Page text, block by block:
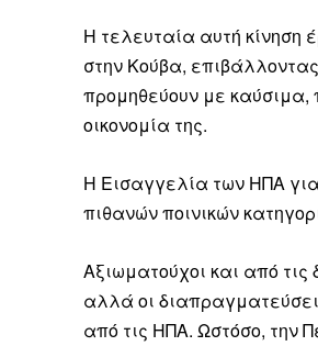
Η τελευταία αυτή κίνηση
στην Κούβα,
προμηθεύουν με
οικονομία της.
Η Εισαγγελία των ΗΠΑ
πιθανών ποινικών
Αξιωματούχοι και από
αλλά οι
από τις ΗΠΑ. Ωστόσο, την